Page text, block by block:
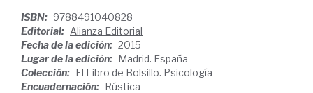
ISBN: 9788491040828
Editorial: Alianza Editorial
Fecha de la edición: 2015
Lugar de la edición: Madrid. España
Colección: El Libro de Bolsillo. Psicología
Encuadernación: Rústica